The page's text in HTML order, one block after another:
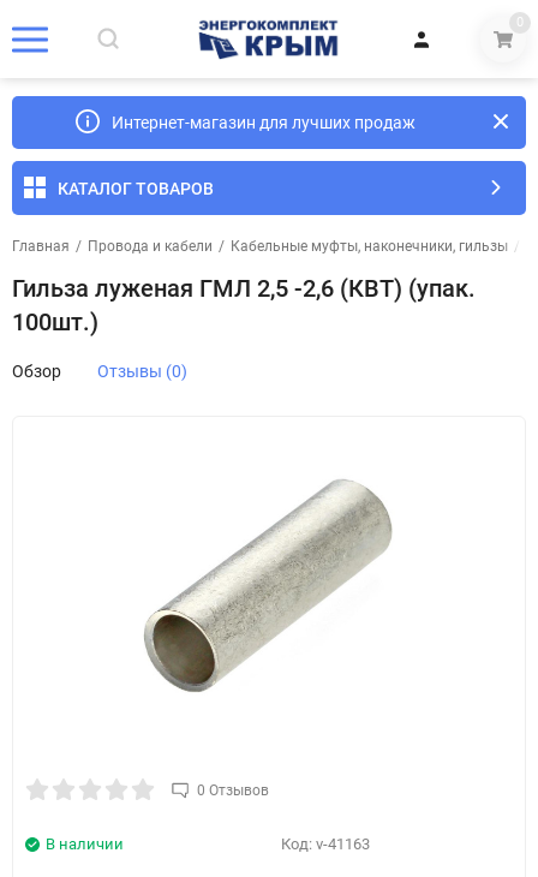
0
Интернет-магазин для лучших продаж
КАТАЛОГ ТОВАРОВ
Главная / Провода и кабели / Кабельные муфты, наконечники, гильзы /
Гильза луженая ГМЛ 2,5 -2,6 (КВТ) (упак.
100шт.)
Обзор Отзывы (0)
0 Отзывов
Код: v-41163
В наличии